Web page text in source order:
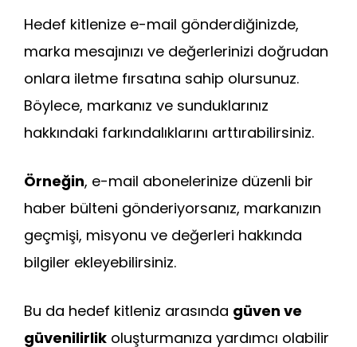
Hedef kitlenize e-mail gönderdiğinizde,
marka mesajınızı ve değerlerinizi doğrudan
onlara iletme fırsatına sahip olursunuz.
Böylece, markanız ve sunduklarınız
hakkındaki farkındalıklarını arttırabilirsiniz.
Örneğin, e-mail abonelerinize düzenli bir
haber bülteni gönderiyorsanız, markanızın
geçmişi, misyonu ve değerleri hakkında
bilgiler ekleyebilirsiniz.
Bu da hedef kitleniz arasında güven ve
güvenilirlik oluşturmanıza yardımcı olabilir